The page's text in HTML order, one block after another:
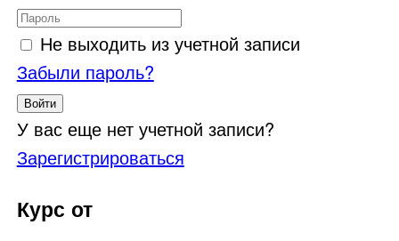
Не выходить из учетной записи
Забыли пароль?
Войти
У вас еще нет учетной записи?
Зарегистрироваться
Курс от